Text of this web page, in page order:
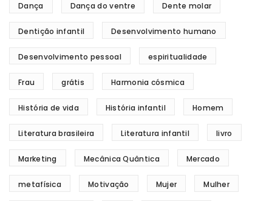
Dança Dança do ventre Dente molar
Dentição infantil Desenvolvimento humano
Desenvolvimento pessoal espiritualidade
Frau grátis Harmonia cósmica
História de vida História infantil Homem
Literatura brasileira Literatura infantil livro
Marketing Mecânica Quântica Mercado
metafísica Motivação Mujer Mulher